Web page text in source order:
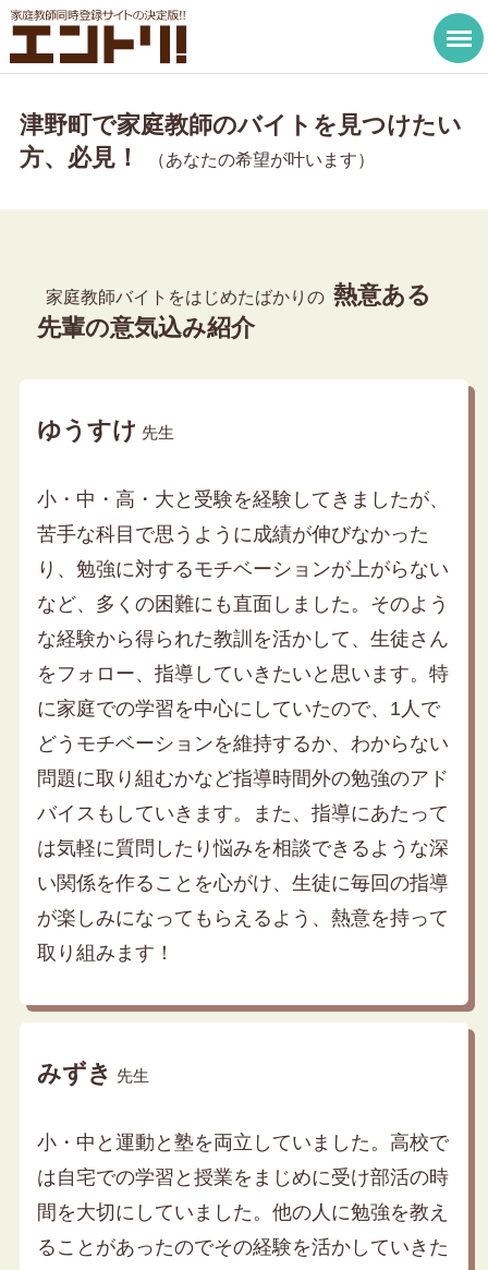
津野町で家庭教師のバイトを見つけたい
方、必見！
（あなたの希望が叶います）
家庭教師バイトをはじめたばかりの 熱意ある
先輩の意気込み紹介
ゆうすけ 先生
小・中・高・大と受験を経験してきましたが、
苦手な科目で思うように成績が伸びなかった
り、勉強に対するモチベーションが上がらない
など、多くの困難にも直面しました。そのよう
な経験から得られた教訓を活かして、生徒さん
をフォロー、指導していきたいと思います。特
に家庭での学習を中心にしていたので、1人で
どうモチベーションを維持するか、わからない
問題に取り組むかなど指導時間外の勉強のアド
バイスもしていきます。また、指導にあたって
は気軽に質問したり悩みを相談できるような深
い関係を作ることを心がけ、生徒に毎回の指導
が楽しみになってもらえるよう、熱意を持って
取り組みます！
みずき 先生
小・中と運動と塾を両立していました。高校で
は自宅での学習と授業をまじめに受け部活の時
間を大切にしていました。他の人に勉強を教え
ることがあったのでその経験を活かしていきた